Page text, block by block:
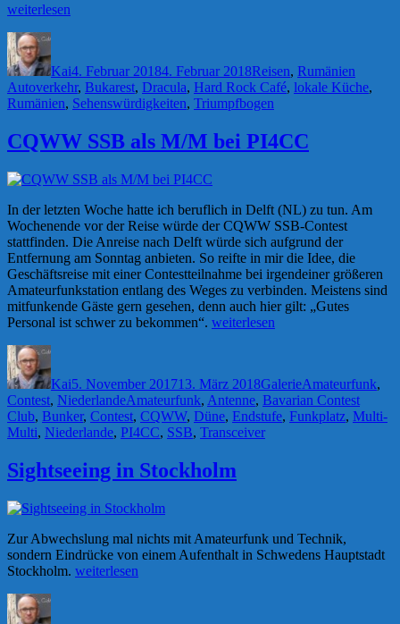
„4
Bukarest“
weiterlesen
Autor
Kai4. Februar 20184. Februar 2018Reisen, Rumänien
Autoverkehr, Bukarest, Dracula, Hard Rock Café, lokale Küche,
Rumänien, Sehenswürdigkeiten, Triumpfbogen
CQWW SSB als M/M bei PI4CC
In der letzten Woche hatte ich beruflich in Delft (NL) zu tun. Am
Wochenende vor der Reise würde der CQWW SSB-Contest
stattfinden. Die Anreise nach Delft würde sich aufgrund der
Entfernung am Sonntag anbieten. So reifte in mir die Idee, die
Geschäftsreise mit einer Contestteilnahme bei irgendeiner größeren
Amateurfunkstation entlang des Weges zu verbinden. Meistens sind
mitfunkende Gäste gern gesehen, denn auch hier gilt: „Gutes
Personal ist schwer zu bekommen“. „CQWW
bei
PI4CC“
weiterlesen
Autor
Kai5. November 201713. März 2018GalerieAmateurfunk,
Contest, NiederlandeSchlagwörter
Amateurfunk, Antenne, Bavarian Contest
Club, Bunker, Contest, CQWW, Düne, Endstufe, Funkplatz, Multi-
Multi, Niederlande, PI4CC, SSB, Transceiver
Sightseeing in Stockholm
Zur Abwechslung mal nichts mit Amateurfunk und Technik,
sondern Eindrücke von einem Aufenthalt in Schwedens Hauptstadt
Stockholm. „Sightseeing
weiterlesen
Autor